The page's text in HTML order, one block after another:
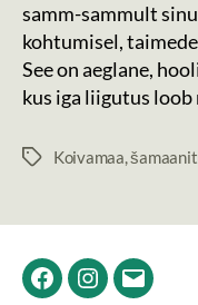
samm-sammult
kohtumisel,
See on aeglane,
kus iga liigutus
Tags Koivamaa,
FacebookInstagram
Email